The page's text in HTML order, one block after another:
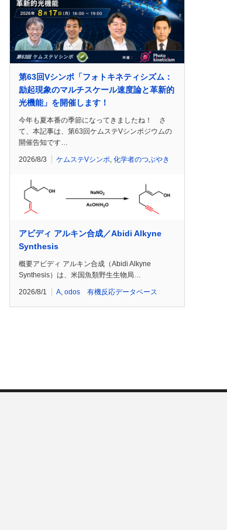
第63回Vシンポ「フォトキネティシズム：
励起現象のマルチスケール速度論と革新的
光機能」を開催します！
今年も夏本番の季節になってきましたね！ さ
て、本記事は、第63回ケムステVシンポジウムの
開催告知です…
2026/8/3 ケムステVシンポ, 化学者のつぶやき
アビディ アルキン合成／Abidi Alkyne
Synthesis
概要アビディ アルキン合成（Abidi Alkyne
Synthesis）は、米国魚類野生生物局…
2026/8/1 A, odos 有機反応データベース